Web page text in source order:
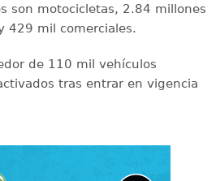
son motocicletas, 2.84 millones
429 mil comerciales.
de 110 mil vehículos
tras entrar en vigencia